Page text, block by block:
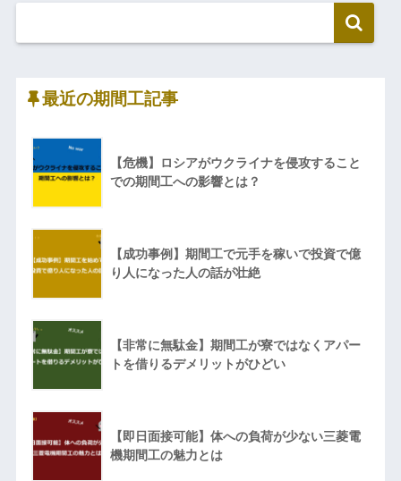
最近の期間工記事
【危機】ロシアがウクライナを侵攻すること
での期間工への影響とは？
【成功事例】期間工で元手を稼いで投資で億
り人になった人の話が壮絶
【非常に無駄金】期間工が寮ではなくアパー
トを借りるデメリットがひどい
【即日面接可能】体への負荷が少ない三菱電
機期間工の魅力とは